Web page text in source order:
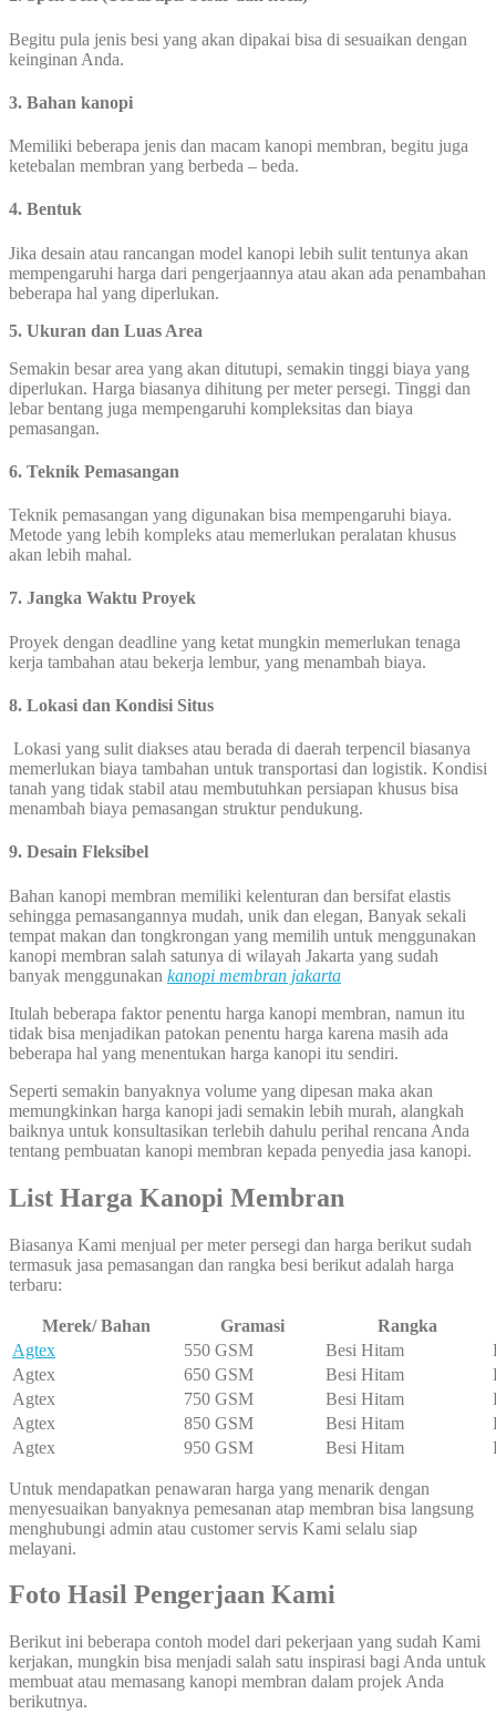
Begitu pula jenis besi yang akan dipakai bisa di sesuaikan dengan
keinginan Anda.
3. Bahan kanopi
Memiliki beberapa jenis dan macam kanopi membran, begitu juga
ketebalan membran yang berbeda – beda.
4. Bentuk
Jika desain atau rancangan model kanopi lebih sulit tentunya akan
mempengaruhi harga dari pengerjaannya atau akan ada penambahan
beberapa hal yang diperlukan.
5. Ukuran dan Luas Area
Semakin besar area yang akan ditutupi, semakin tinggi biaya yang
diperlukan. Harga biasanya dihitung per meter persegi. Tinggi dan
lebar bentang juga mempengaruhi kompleksitas dan biaya
pemasangan.
6. Teknik Pemasangan
Teknik pemasangan yang digunakan bisa mempengaruhi biaya.
Metode yang lebih kompleks atau memerlukan peralatan khusus
akan lebih mahal.
7. Jangka Waktu Proyek
Proyek dengan deadline yang ketat mungkin memerlukan tenaga
kerja tambahan atau bekerja lembur, yang menambah biaya.
8. Lokasi dan Kondisi Situs
Lokasi yang sulit diakses atau berada di daerah terpencil biasanya
memerlukan biaya tambahan untuk transportasi dan logistik. Kondisi
tanah yang tidak stabil atau membutuhkan persiapan khusus bisa
menambah biaya pemasangan struktur pendukung.
9. Desain Fleksibel
Bahan kanopi membran memiliki kelenturan dan bersifat elastis
sehingga pemasangannya mudah, unik dan elegan, Banyak sekali
tempat makan dan tongkrongan yang memilih untuk menggunakan
kanopi membran salah satunya di wilayah Jakarta yang sudah
banyak menggunakan kanopi membran jakarta
Itulah beberapa faktor penentu harga kanopi membran, namun itu
tidak bisa menjadikan patokan penentu harga karena masih ada
beberapa hal yang menentukan harga kanopi itu sendiri.
Seperti semakin banyaknya volume yang dipesan maka akan
memungkinkan harga kanopi jadi semakin lebih murah, alangkah
baiknya untuk konsultasikan terlebih dahulu perihal rencana Anda
tentang pembuatan kanopi membran kepada penyedia jasa kanopi.
List Harga Kanopi Membran
Biasanya Kami menjual per meter persegi dan harga berikut sudah
termasuk jasa pemasangan dan rangka besi berikut adalah harga
terbaru:
Merek/ Bahan Gramasi
Rangka
Agtex
550 GSM Besi Hitam
Agtex
650 GSM Besi Hitam
Agtex
750 GSM Besi Hitam
Agtex
850 GSM Besi Hitam
Agtex
950 GSM Besi Hitam
Untuk mendapatkan penawaran harga yang menarik dengan
menyesuaikan banyaknya pemesanan atap membran bisa langsung
menghubungi admin atau customer servis Kami selalu siap
melayani.
Foto Hasil Pengerjaan Kami
Berikut ini beberapa contoh model dari pekerjaan yang sudah Kami
kerjakan, mungkin bisa menjadi salah satu inspirasi bagi Anda untuk
membuat atau memasang kanopi membran dalam projek Anda
berikutnya.